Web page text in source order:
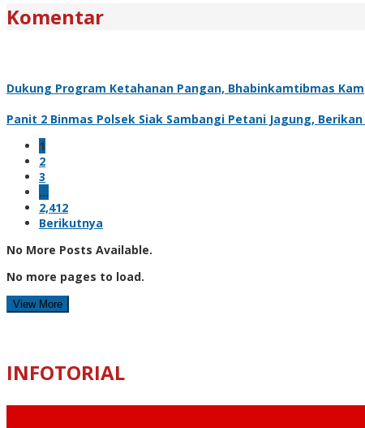
Komentar
Dukung Program Ketahanan Pangan, Bhabinkamtibmas
Panit 2 Binmas Polsek Siak Sambangi Petani Jagung,
1
2
3
…
2,412
Berikutnya
No More Posts Available.
No more pages to load.
View More
INFOTORIAL